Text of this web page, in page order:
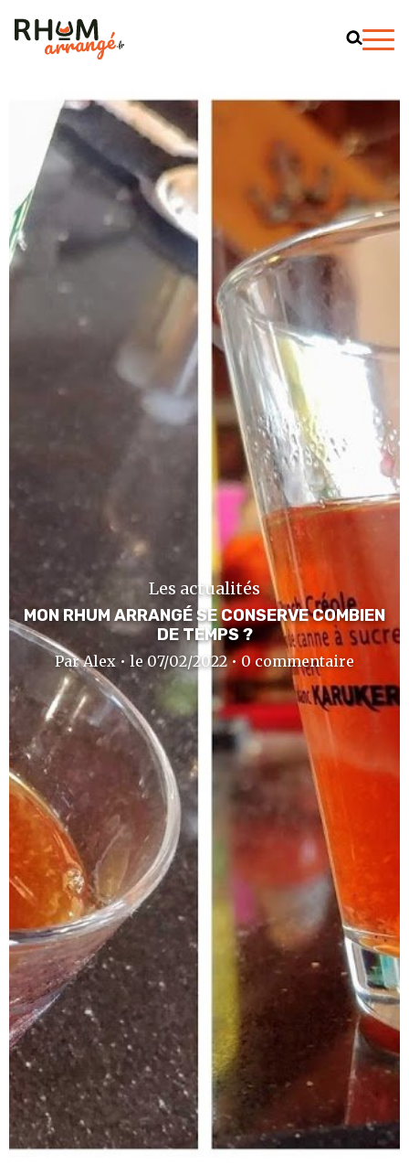
Les actualités
MON RHUM ARRANGÉ SE CONSERVE COMBIEN
DE TEMPS ?
Par Alex • le 07/02/2022 • 0 commentaire